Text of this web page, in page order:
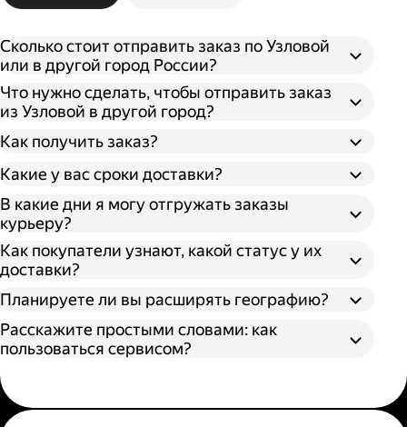
Сколько стоит отправить заказ по Узловой
или в другой город России?
Откройте кабинет для бизнеса;
Укажите, откуда забрать заказ и куда его
доставить;
Впишите необходимые данные о заказе;
Выберите тип оплаты;
В поле «Заказать» вы увидите конечную
стоимость доставки.
Что нужно сделать, чтобы отправить заказ
из Узловой в другой город?
Как получить заказ?
По штрихкоду. Покажите штрихкод
сотруднику, отсканировав его, он отдаст
ваш заказ;
По номеру заказа. Получателю нужно
назвать номер заказа, чтобы сотрудник
мог выдать заказ;
По коду из смс. Получателю нужно назвать
получить его по номеру телефона.
Какие у вас сроки доставки?
В какие дни я могу отгружать заказы
курьеру?
Как покупатели узнают, какой статус у их
доставки?
Планируете ли вы расширять географию?
Расскажите простыми словами: как
пользоваться сервисом?